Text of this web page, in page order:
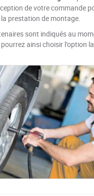
de votre commande
prestation de montage.
sont indiqués au
ainsi choisir l’option